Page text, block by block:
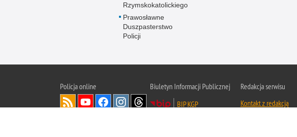
Rzymskokatolickiego
Prawosławne
Duszpasterstwo
Policji
Policjaonline
Biuletyn Informacji Publicznej
BIP KGP
Redakcja serwisu
Kontakt z redakcją